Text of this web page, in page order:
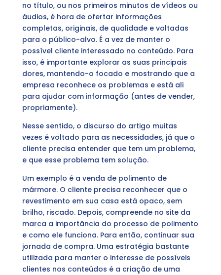
no título, ou nos primeiros minutos de vídeos ou
áudios, é hora de ofertar informações
completas, originais, de qualidade e voltadas
para o público-alvo. É a vez de manter o
possível cliente interessado no conteúdo. Para
isso, é importante explorar as suas principais
dores, mantendo-o focado e mostrando que a
empresa reconhece os problemas e está ali
para ajudar com informação (antes de vender,
propriamente).
Nesse sentido, o discurso do artigo muitas
vezes é voltado para as necessidades, já que o
cliente precisa entender que tem um problema,
e que esse problema tem solução.
Um exemplo é a venda de polimento de
mármore. O cliente precisa reconhecer que o
revestimento em sua casa está opaco, sem
brilho, riscado. Depois, compreende no site da
marca a importância do processo de polimento
e como ele funciona. Para então, continuar sua
jornada de compra. Uma estratégia bastante
utilizada para manter o interesse de possíveis
clientes nos conteúdos é a criação de uma